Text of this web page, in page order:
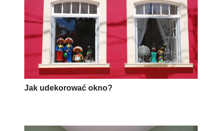
Jak udekorować okno?